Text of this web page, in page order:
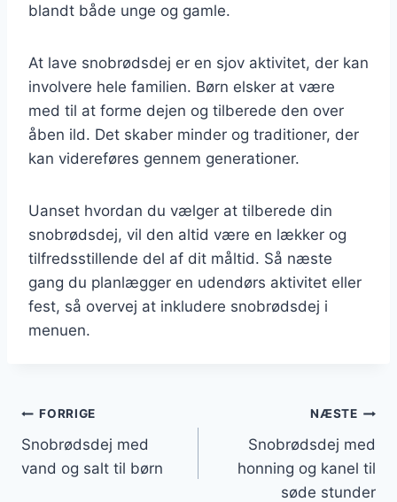
blandt både unge og gamle.
At lave snobrødsdej er en sjov aktivitet, der kan
involvere hele familien. Børn elsker at være
med til at forme dejen og tilberede den over
åben ild. Det skaber minder og traditioner, der
kan videreføres gennem generationer.
Uanset hvordan du vælger at tilberede din
snobrødsdej, vil den altid være en lækker og
tilfredsstillende del af dit måltid. Så næste
gang du planlægger en udendørs aktivitet eller
fest, så overvej at inkludere snobrødsdej i
menuen.
Indlægsnavigation
FORRIGE
Snobrødsdej med
vand og salt til børn
NÆSTE
Snobrødsdej med
honning og kanel til
søde stunder